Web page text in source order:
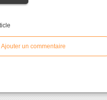
Ajouter un commentaire